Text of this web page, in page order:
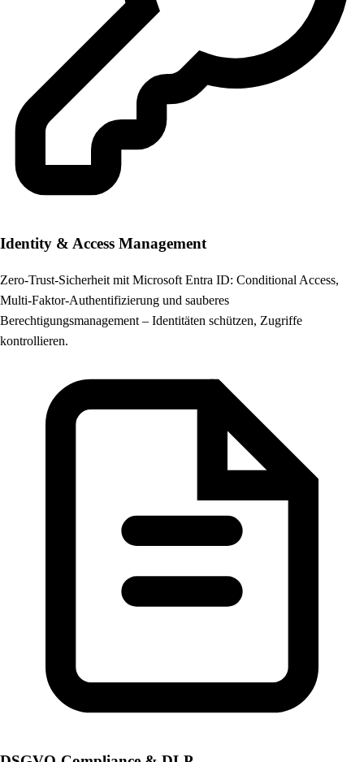
Identity & Access Management
Zero-Trust-Sicherheit mit Microsoft Entra ID: Conditional Access,
Multi-Faktor-Authentifizierung und sauberes
Berechtigungsmanagement – Identitäten schützen, Zugriffe
kontrollieren.